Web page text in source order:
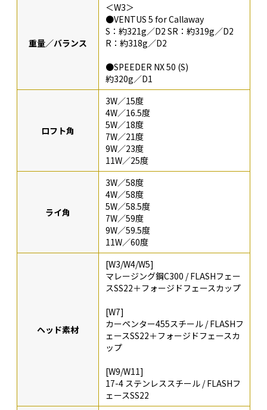
重量／バランス
＜W3＞
●VENTUS 5 for Callaway
S：約321g／D2 SR：約319g／D2
R：約318g／D2
●SPEEDER NX 50 (S)
約320g／D1
ロフト角
3W／15度
4W／16.5度
5W／18度
7W／21度
9W／23度
11W／25度
ライ角
3W／58度
4W／58度
5W／58.5度
7W／59度
9W／59.5度
11W／60度
ヘッド素材
[W3/W4/W5]
マレージング鋼C300 / FLASHフェー
スSS22＋フォージドフェースカップ
[W7]
カーペンター455スチール / FLASHフ
ェースSS22＋フォージドフェースカ
ップ
[W9/W11]
17-4 ステンレススチール / FLASHフ
ェースSS22